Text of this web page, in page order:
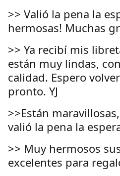
>> Valió la pena la
hermosas! Muchas
>> Ya recibí mis
están muy lindas,
calidad. Espero
pronto. YJ
>>Están
valió la pena la
>> Muy hermosos
excelentes para